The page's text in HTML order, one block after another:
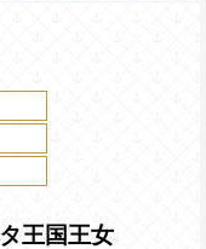
王国王女